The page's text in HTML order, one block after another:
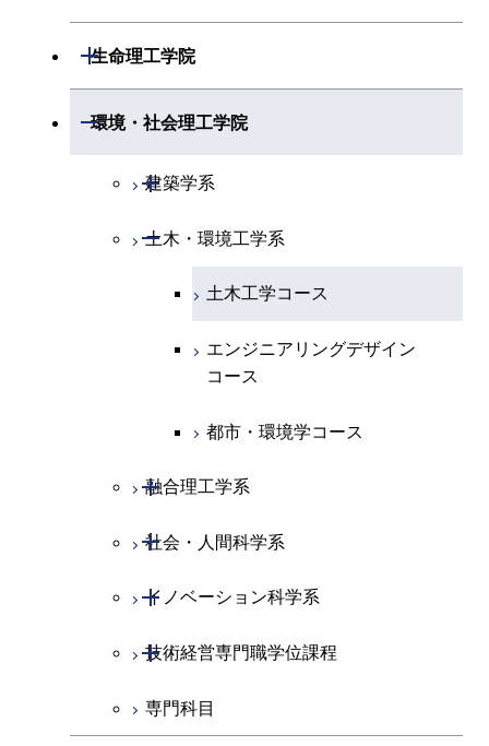
エネルギー・情報コース
物質・情報卓越コース
地球生命コース
専門科目
エネルギーコース
エンジニアリングデザイン
ース
原子核工学コース
人間医療科学技術コース
システム制御コース
電気電子系
開閉
エネルギーコース
エネルギー・情報コース
ライフエンジニアリングコ
人間医療科学技術コース
物質・情報卓越コース
情報通信コース
エンジニアリングデザイン
ース
人間医療科学技術コース
経営工学系
開閉
経営工学コース
エンジニアリングデザイン
専門科目
エネルギーコース
ース
原子核工学コース
人間医療科学技術コース
応用化学コース
ース
原子核工学コース
専門科目
数理・計算科学系
開閉
ース
知能情報コース
エネルギー・情報コース
生命理工学院
開閉
生命理工学系
開閉
生命理工学コース
ライフエンジニアリングコ
人間医療科学技術コース
物質・情報卓越コース
専門科目
環境・社会理工学院
開閉
建築学系
開閉
建築学コース
エンジニアリングデザイン
都市・環境学コース
土木・環境工学系
開閉
土木工学コース
エンジニアリングデザイン
コース
都市・環境学コース
融合理工学系
開閉
地球環境共創コース
エネルギーコース
エネルギー・情報コース
エンジニアリングデザイン
コース
社会・人間科学系
開閉
社会・人間科学コース
イノベーション科学系
開閉
イノベーション科学コース
人間医療科学技術コース
技術経営専門職学位課程
開閉
技術経営専門職学位課程
専門科目